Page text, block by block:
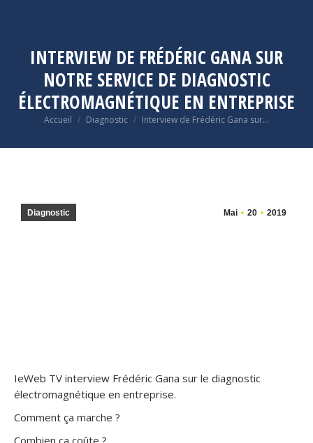
INTERVIEW DE FRÉDÉRIC GANA SUR
NOTRE SERVICE DE DIAGNOSTIC
ÉLECTROMAGNÉTIQUE EN ENTREPRISE
Vous êtes ici :
Accueil Diagnostic Interview de Frédéric Gana sur…
Mai 20 2019
Diagnostic
IeWeb TV interview Frédéric Gana sur le diagnostic
électromagnétique en entreprise.
Comment ça marche ?
Combien ça coûte ?